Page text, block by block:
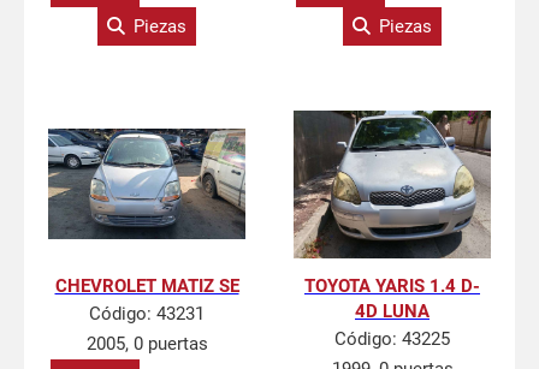
Piezas
Piezas
CHEVROLET MATIZ SE
Código: 43231
2005, 0 puertas
TOYOTA YARIS 1.4 D-
4D LUNA
Código: 43225